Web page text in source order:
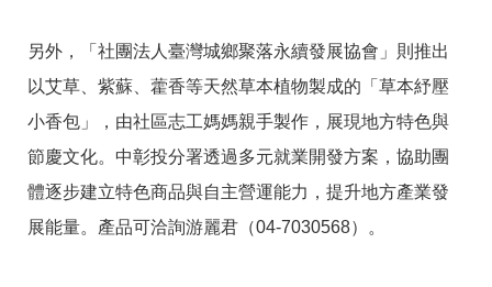
另外，「社團法人臺灣城鄉聚落永續發展協會」則推出
以艾草、紫蘇、藿香等天然草本植物製成的「草本紓壓
小香包」，由社區志工媽媽親手製作，展現地方特色與
節慶文化。中彰投分署透過多元就業開發方案，協助團
體逐步建立特色商品與自主營運能力，提升地方產業發
展能量。產品可洽詢游麗君（04-7030568）。